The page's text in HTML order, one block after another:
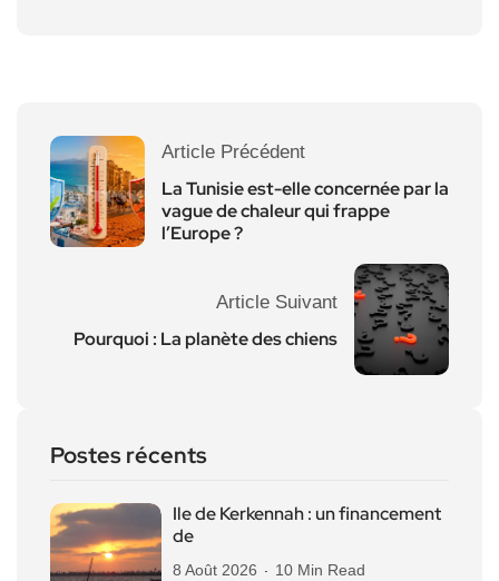
Article Précédent
La Tunisie est-elle concernée par la
vague de chaleur qui frappe
l’Europe ?
Article Suivant
Pourquoi : La planète des chiens
Postes récents
Ile de Kerkennah : un financement
de
8 Août 2026 10 Min Read